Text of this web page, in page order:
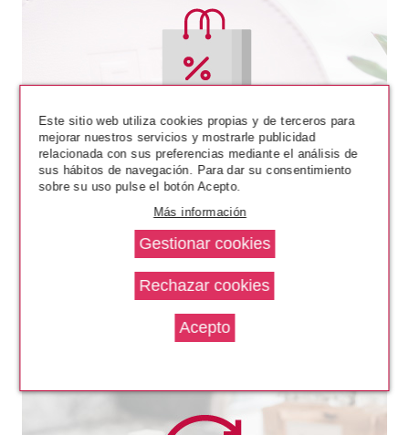
CHRISTIAN DIOR
CHRISTIAN DIOR POISON GIRL
EDT 30 ML
Pvr 59.00€ desde
55.95€
Este sitio web utiliza cookies propias y de terceros para
mejorar nuestros servicios y mostrarle publicidad
relacionada con sus preferencias mediante el análisis de
sus hábitos de navegación. Para dar su consentimiento
sobre su uso pulse el botón Acepto.
Más información